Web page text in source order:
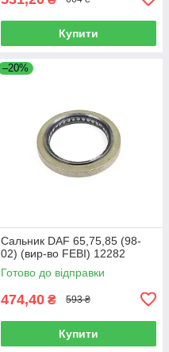
Купити
–20%
Сальник DAF 65,75,85 (98-
02) (вир-во FEBI) 12282
Готово до відправки
474,40 ₴ 593 ₴
Купити